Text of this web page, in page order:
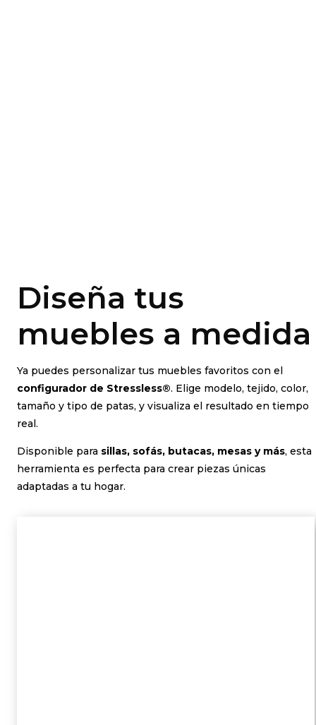
Diseña tus
muebles a medida
Ya puedes personalizar tus muebles favoritos con el
configurador de Stressless®. Elige modelo, tejido, color,
tamaño y tipo de patas, y visualiza el resultado en tiempo
real.
Disponible para sillas, sofás, butacas, mesas y más, esta
herramienta es perfecta para crear piezas únicas
adaptadas a tu hogar.